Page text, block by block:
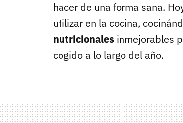
hacer de una forma sana.
utilizar en la cocina,
nutricionales inmejorables
cogido a lo largo del año.